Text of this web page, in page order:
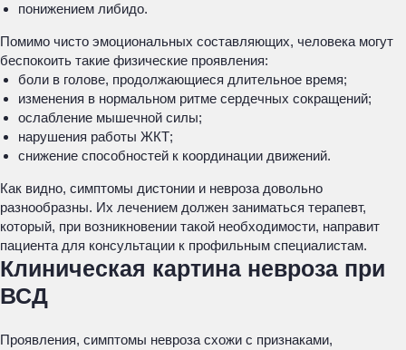
понижением либидо.
Помимо чисто эмоциональных составляющих, человека могут
беспокоить такие физические проявления:
боли в голове, продолжающиеся длительное время;
изменения в нормальном ритме сердечных сокращений;
ослабление мышечной силы;
нарушения работы ЖКТ;
снижение способностей к координации движений.
Как видно, симптомы дистонии и невроза довольно
разнообразны. Их лечением должен заниматься терапевт,
который, при возникновении такой необходимости, направит
пациента для консультации к профильным специалистам.
Клиническая картина невроза при
ВСД
Проявления, симптомы невроза схожи с признаками,